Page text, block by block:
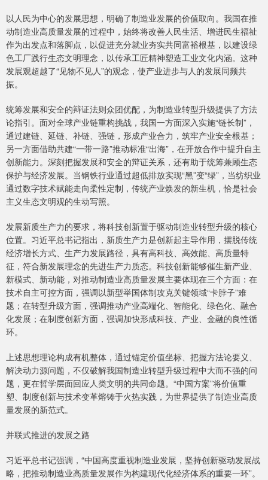
以人民为中心的发展思想，明确了制造业发展的价值取向。我国在推
动制造业高质量发展的过程中，始终将改善人民生活、增进民生福祉
作为出发点和落脚点，以促进充分就业夯实共同富裕根基，以建设绿
色工厂践行生态文明理念，以传承工匠精神塑造工业文化内涵。这种
发展观超越了“见物不见人”的观念，使产业进步与人的发展同频共
振。
统筹发展和安全的辩证法则众团优配，为制造业转型升级提供了方法
论指引。面对全球产业链重构挑战，我国一方面深入实施“链长制”，
通过建链、延链、补链、强链，形成产业合力，筑牢产业安全根基；
另一方面借助共建“一带一路”推动标准“出海”，在开放合作中提升自主
创新能力。深刻把握发展和安全的辩证关系，还有助于统筹兼顾生态
保护与经济发展。当钢铁行业通过超低排放实现“黑”变“绿”，当纺织业
通过数字技术赋能走向柔性定制，传统产业焕发的新生机，恰是社会
主义生态文明观的生动写照。
发展新质生产力的要求，将科技创新置于驱动制造业转型升级的核心
位置。习近平总书记指出，新质生产力是创新起主导作用，摆脱传统
经济增长方式、生产力发展路径，具有高科技、高效能、高质量特
征，符合新发展理念的先进生产力质态。科技创新能够催生新产业、
新模式、新动能，对推动制造业高质量发展主要体现在三个方面：在
技术自主可控方面，强调以新型举国体制攻克关键领域“卡脖子”难
题；在转型升级方面，强调推动产业高端化、智能化、绿色化、融合
化发展；在制度创新方面，强调加快形成科技、产业、金融的良性循
环。
上述思想理论构成有机整体，通过锚定价值坐标、把握方法论要义、
解决动力源问题，不仅破解我国制造业转型升级过程中大而不强的问
题，更在哲学层面回应人类文明的共同命题。“中国方案”将价值重
塑、制度创新与技术变革熔铸于火热实践，为世界提供了制造业高质
量发展的新范式。
并联式推进的发展之路
习近平总书记强调，“中国高度重视制造业发展，坚持创新驱动发展战
略，把推动制造业高质量发展作为构建现代化经济体系的重要一环”。